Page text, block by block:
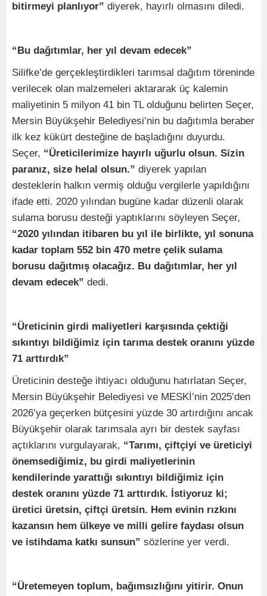
bitirmeyi planlıyor” diyerek, hayırlı olmasını diledi.
“Bu dağıtımlar, her yıl devam edecek”
Silifke’de gerçekleştirdikleri tarımsal dağıtım töreninde
verilecek olan malzemeleri aktararak üç kalemin
maliyetinin 5 milyon 41 bin TL olduğunu belirten Seçer,
Mersin Büyükşehir Belediyesi’nin bu dağıtımla beraber
ilk kez kükürt desteğine de başladığını duyurdu.
Seçer, “Üreticilerimize hayırlı uğurlu olsun. Sizin
paranız, size helal olsun.” diyerek yapılan
desteklerin halkın vermiş olduğu vergilerle yapıldığını
ifade etti. 2020 yılından bugüne kadar düzenli olarak
sulama borusu desteği yaptıklarını söyleyen Seçer,
“2020 yılından itibaren bu yıl ile birlikte, yıl sonuna
kadar toplam 552 bin 470 metre çelik sulama
borusu dağıtmış olacağız. Bu dağıtımlar, her yıl
devam edecek” dedi.
“Üreticinin girdi maliyetleri karşısında çektiği
sıkıntıyı bildiğimiz için tarıma destek oranını yüzde
71 arttırdık”
Üreticinin desteğe ihtiyacı olduğunu hatırlatan Seçer,
Mersin Büyükşehir Belediyesi ve MESKİ’nin 2025’den
2026’ya geçerken bütçesini yüzde 30 artırdığını ancak
Büyükşehir olarak tarımsala ayrı bir destek sayfası
açtıklarını vurgulayarak, “Tarımı, çiftçiyi ve üreticiyi
önemsediğimiz, bu girdi maliyetlerinin
kendilerinde yarattığı sıkıntıyı bildiğimiz için
destek oranını yüzde 71 arttırdık. İstiyoruz ki;
üretici üretsin, çiftçi üretsin. Hem evinin rızkını
kazansın hem ülkeye ve milli gelire faydası olsun
ve istihdama katkı sunsun” sözlerine yer verdi.
“Üretemeyen toplum, bağımsızlığını yitirir. Onun